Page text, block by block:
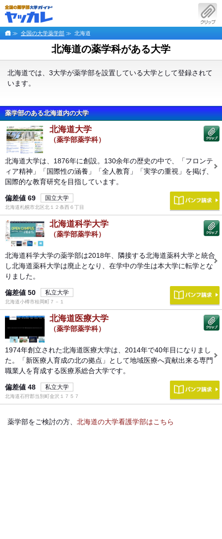
北海道の薬学科がある大学
北海道では、3大学が薬学部を設置している大学として登録されて
います。
薬学部のある北海道内の大学
北海道大学
（薬学部薬学科）
北海道大学は、1876年に創設。130余年の歴史の中で、「フロンテ
ィア精神」「国際性の涵養」「全人教育」「実学の重視」を掲げ、
国際的な教育研究を目指しています。
偏差値 69 国立大学
北海道札幌市北区北１２条西６丁目
北海道科学大学
（薬学部薬学科）
北海道科学大学の薬学部は2018年、隣接する北海道薬科大学と統合
し北海道薬科大学は廃止となり、在学中の学生は本大学に転学とな
りました。
偏差値 50 私立大学
北海道小樽市桂岡町７－１
北海道医療大学
（薬学部薬学科）
1974年創立された北海道医療大学は、2014年で40年目になりまし
た。「新医療人育成の北の拠点」として地域医療へ貢献出来る専門
職業人を育成する医療系総合大学です。
偏差値 48 私立大学
北海道石狩郡当別町金沢１７５７
薬学部をご検討の方、 北海道の大学看護学部はこちら
≫ 全国の大学薬学部 ≫ 北海道